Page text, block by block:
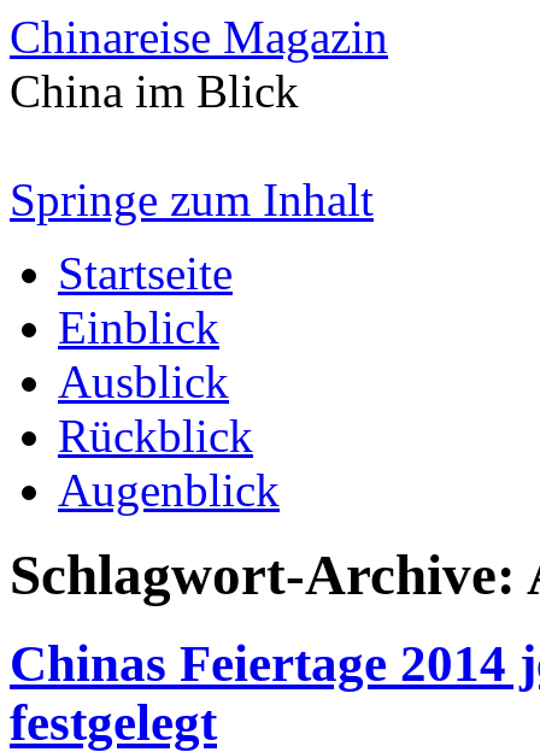
Chinareise Magazin
China im Blick
Springe zum Inhalt
Startseite
Einblick
Ausblick
Rückblick
Augenblick
Schlagwort-Archive:
Chinas Feiertage
festgelegt